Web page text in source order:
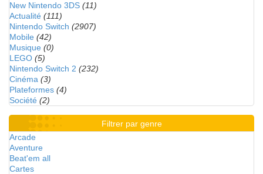
New Nintendo 3DS (11)
Actualité (111)
Nintendo Switch (2907)
Mobile (42)
Musique (0)
LEGO (5)
Nintendo Switch 2 (232)
Cinéma (3)
Plateformes (4)
Société (2)
Filtrer par genre
Arcade
Aventure
Beat'em all
Cartes